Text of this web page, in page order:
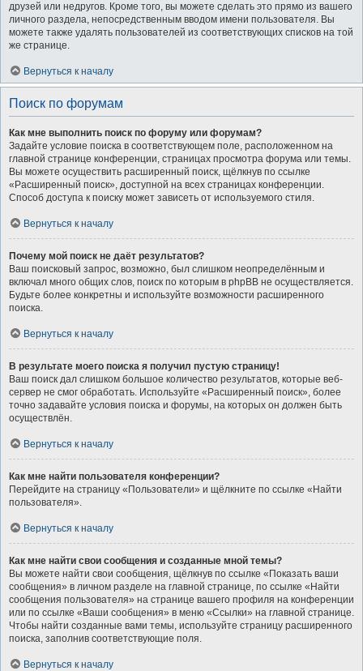
друзей или недругов. Кроме того, вы можете сделать это прямо из вашего
личного раздела, непосредственным вводом имени пользователя. Вы
можете также удалять пользователей из соответствующих списков на той
же странице.
Вернуться к началу
Поиск по форумам
Как мне выполнить поиск по форуму или форумам?
Задайте условие поиска в соответствующем поле, расположенном на
главной странице конференции, страницах просмотра форума или темы.
Вы можете осуществить расширенный поиск, щёлкнув по ссылке
«Расширенный поиск», доступной на всех страницах конференции.
Способ доступа к поиску может зависеть от используемого стиля.
Вернуться к началу
Почему мой поиск не даёт результатов?
Ваш поисковый запрос, возможно, был слишком неопределённым и
включал много общих слов, поиск по которым в phpBB не осуществляется.
Будьте более конкретны и используйте возможности расширенного
поиска.
Вернуться к началу
В результате моего поиска я получил пустую страницу!
Ваш поиск дал слишком большое количество результатов, которые веб-
сервер не смог обработать. Используйте «Расширенный поиск», более
точно задавайте условия поиска и форумы, на которых он должен быть
осуществлён.
Вернуться к началу
Как мне найти пользователя конференции?
Перейдите на страницу «Пользователи» и щёлкните по ссылке «Найти
пользователя».
Вернуться к началу
Как мне найти свои сообщения и созданные мной темы?
Вы можете найти свои сообщения, щёлкнув по ссылке «Показать ваши
сообщения» в личном разделе на главной странице, по ссылке «Найти
сообщения пользователя» на странице вашего профиля на конференции
или по ссылке «Ваши сообщения» в меню «Ссылки» на главной странице.
Чтобы найти созданные вами темы, используйте страницу расширенного
поиска, заполнив соответствующие поля.
Вернуться к началу